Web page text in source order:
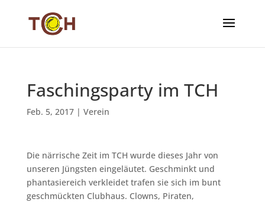
Faschingsparty im TCH
Feb. 5, 2017| Verein
Die närrische Zeit im TCH wurde dieses Jahr von
unseren Jüngsten eingeläutet. Geschminkt und
phantasiereich verkleidet trafen sie sich im bunt
geschmückten Clubhaus. Clowns, Piraten,